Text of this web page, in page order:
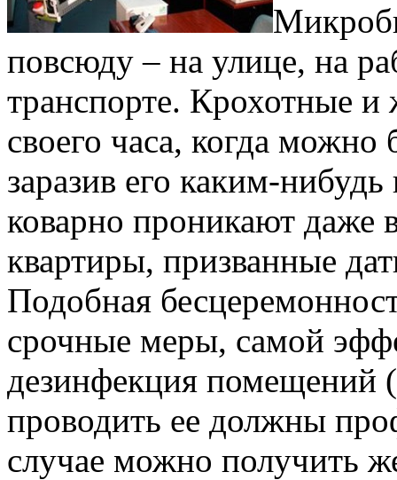
повсюду – на улице, на
транспорте. Крохотные
своего часа, когда можно
заразив его каким-
коварно проникают даже
квартиры, призванные
Подобная
срочные меры, самой
дезинфекция помещений (
проводить ее должны
случае можно получить